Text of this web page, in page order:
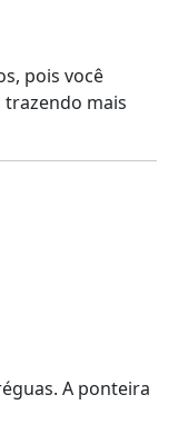
pois você
trazendo mais
A ponteira